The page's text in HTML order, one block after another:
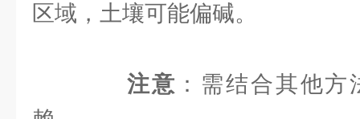
区域，土壤可能偏碱。
注意 ：需结合其他